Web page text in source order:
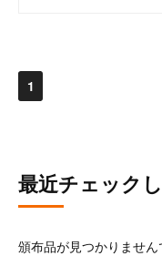
1
最近チェック
頒布品が見つかりません